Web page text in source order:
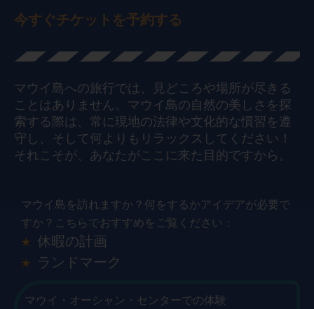
今すぐチケットを予約する
マウイ島への旅行では、見どころや場所が尽きる
ことはありません。マウイ島の自然の美しさを探
索する際は、常に現地の法律や文化的な慣習を遵
守し、そして何よりもリラックスしてください！
それこそが、あなたがここに来た目的ですから。
マウイ島を訪れますか？何をするかアイデアが必要で
すか？こちらでおすすめをご覧ください：
休暇の計画
ランドマーク
マウイ・オーシャン・センターでの体験